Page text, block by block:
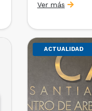
Comercio de
Ver más
ACTUALIDAD